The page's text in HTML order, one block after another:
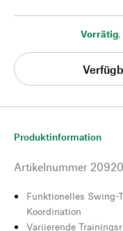
Vorrätig,
Produktinformation
Artikelnummer
Funktionelles Swing-
Koordination
Variierende